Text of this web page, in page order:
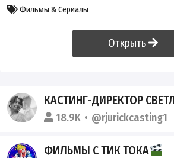
Фильмы & Сериалы
Открыть
КАСТИНГ-ДИРЕКТОР СВЕТЛАНА
18.9K @rjurickcasting1
ФИЛЬМЫ С ТИК ТОКА